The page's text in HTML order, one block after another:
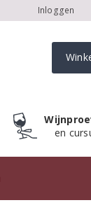
Inloggen
en